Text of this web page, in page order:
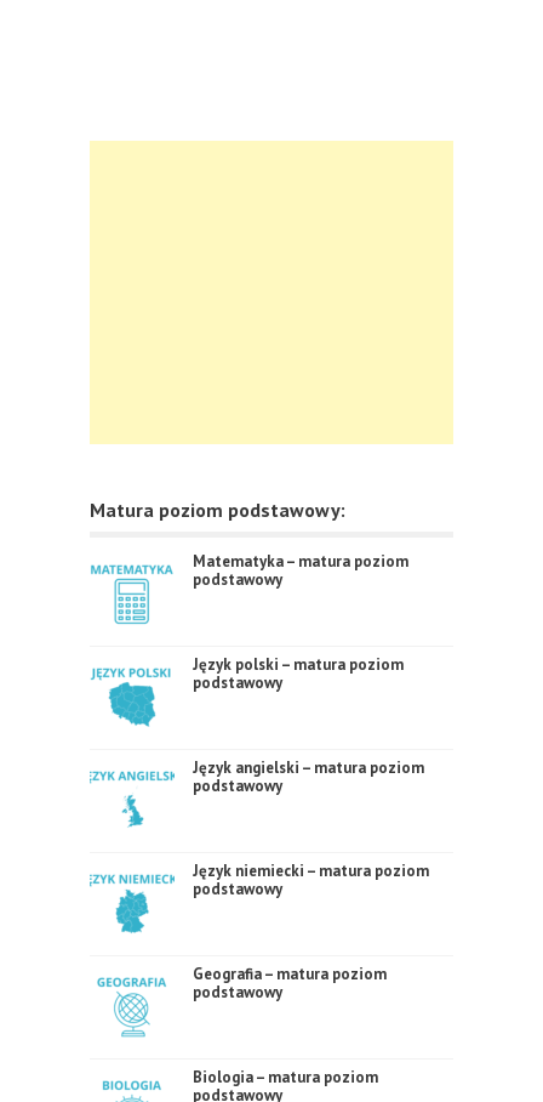
Matura poziom podstawowy:
Matematyka – matura poziom
podstawowy
Język polski – matura poziom
podstawowy
Język angielski – matura poziom
podstawowy
Język niemiecki – matura poziom
podstawowy
Geografia – matura poziom
podstawowy
Biologia – matura poziom
podstawowy